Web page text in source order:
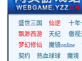
盛世三国 仙逆 十年
飘渺西游
天纪 傲视
梦幻修仙
魔镜online
契约
热血球球 魔境